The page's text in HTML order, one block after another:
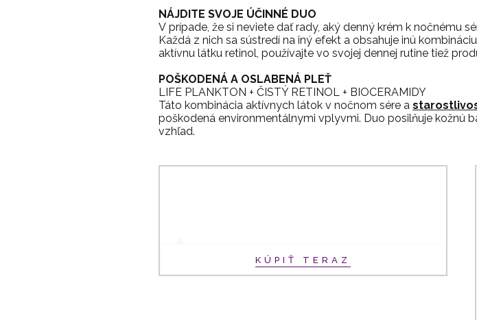
NÁJDITE SVOJE ÚČINNÉ DUO
V prípade, že si neviete dať rady, aký denný krém k nočnému
Každá z nich sa sústredí na iný efekt a obsahuje inú
aktívnu látku retinol, používajte vo svojej dennej rutine tiež
POŠKODENÁ A OSLABENÁ PLEŤ
LIFE PLANKTON + ČISTÝ RETINOL + BIOCERAMIDY
Táto kombinácia aktívnych látok v nočnom sére a
poškodená environmentálnymi vplyvmi. Duo posilňuje kožnú
vzhľad.
KÚPIŤ TERAZ